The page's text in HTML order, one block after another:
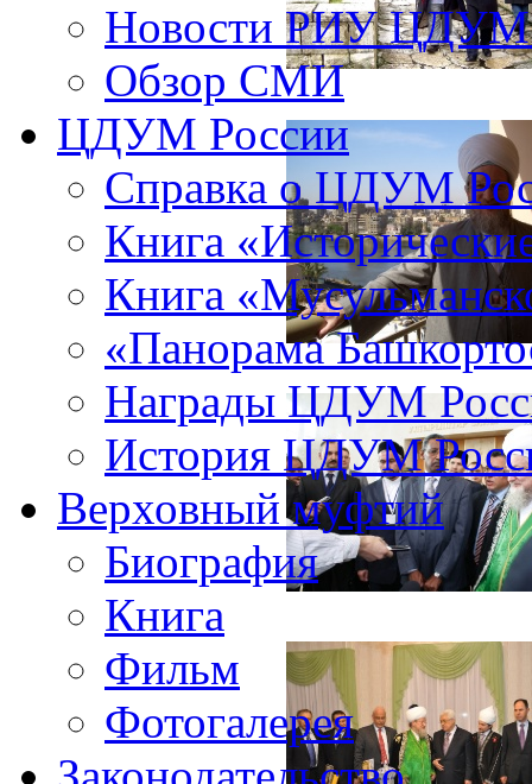
Новости РИУ ЦДУМ
Обзор СМИ
ЦДУМ России
Справка о ЦДУМ
Книга
Книга
«Панорама
Награды ЦДУМ
История ЦДУМ
Верховный муфтий
Биография
Книга
Фильм
Фотогалерея